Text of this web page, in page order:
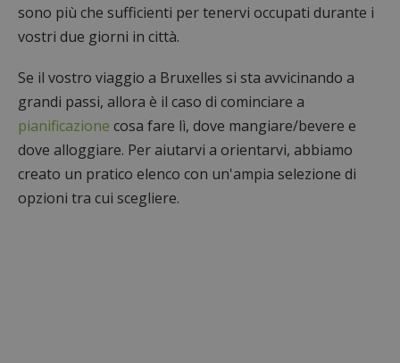
sono più che sufficienti per tenervi occupati durante i
vostri due giorni in città.
Se il vostro viaggio a Bruxelles si sta avvicinando a
grandi passi, allora è il caso di cominciare a
pianificazione cosa fare lì, dove mangiare/bevere e
dove alloggiare. Per aiutarvi a orientarvi, abbiamo
creato un pratico elenco con un'ampia selezione di
opzioni tra cui scegliere.